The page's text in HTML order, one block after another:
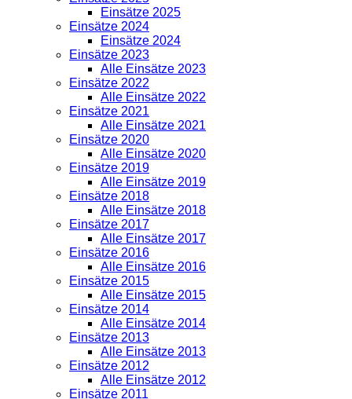
Einsätze 2025
Einsätze 2024
Einsätze 2024
Einsätze 2023
Alle Einsätze 2023
Einsätze 2022
Alle Einsätze 2022
Einsätze 2021
Alle Einsätze 2021
Einsätze 2020
Alle Einsätze 2020
Einsätze 2019
Alle Einsätze 2019
Einsätze 2018
Alle Einsätze 2018
Einsätze 2017
Alle Einsätze 2017
Einsätze 2016
Alle Einsätze 2016
Einsätze 2015
Alle Einsätze 2015
Einsätze 2014
Alle Einsätze 2014
Einsätze 2013
Alle Einsätze 2013
Einsätze 2012
Alle Einsätze 2012
Einsätze 2011